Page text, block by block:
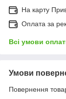
На карту
Оплата за
Всі умови
Умови
Повернення